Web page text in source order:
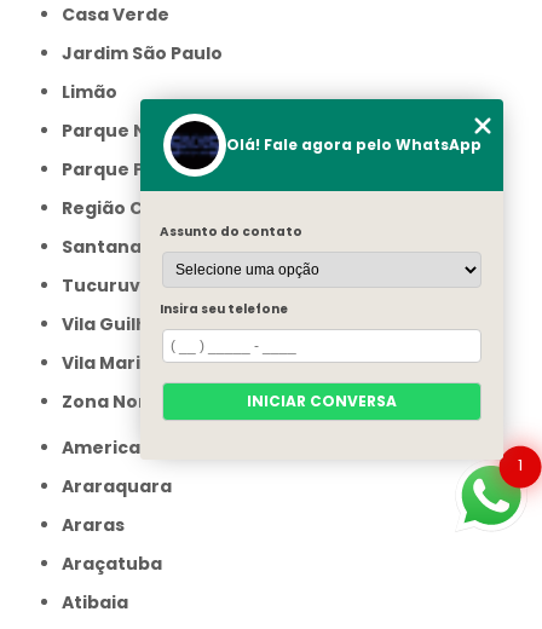
Casa Verde
Jardim São Paulo
Limão
Parque Novo Mundo
Parque Peruche
Região Central
Santana
Tucuruvi
Vila Guilherme
Vila Maria
Zona Norte
Americana
Araraquara
Araras
Araçatuba
Atibaia
1
Olá! Fale agora pelo WhatsApp
Assunto do contato
Insira seu telefone
INICIAR CONVERSA